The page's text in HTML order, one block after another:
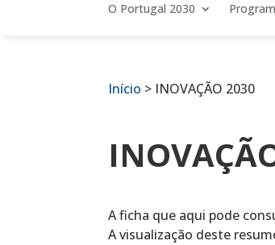
O Portugal 2030
Início > INOVAÇÃO 2030
A ficha que aqui pode
A visualização deste